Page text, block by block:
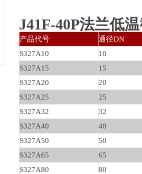
J41F-40P法兰低
产品代号 通径DN
S327A10
10
S327A15
15
S327A20
20
S327A25
25
S327A32
32
S327A40
40
S327A50
50
S327A65
65
S327A80
80